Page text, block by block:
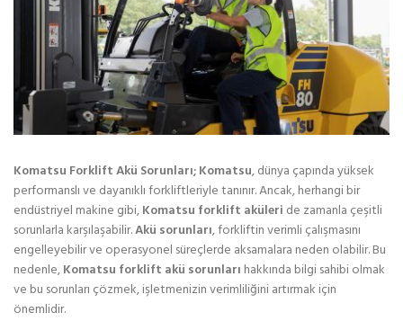
Komatsu Forklift Akü Sorunları; Komatsu, dünya çapında yüksek
performanslı ve dayanıklı forkliftleriyle tanınır. Ancak, herhangi bir
endüstriyel makine gibi,Komatsu forklift aküleri de zamanla çeşitli
sorunlarla karşılaşabilir.Akü sorunları, forkliftin verimli çalışmasını
engelleyebilir ve operasyonel süreçlerde aksamalara neden olabilir. Bu
nedenle,Komatsu forklift akü sorunları hakkında bilgi sahibi olmak
ve bu sorunları çözmek, işletmenizin verimliliğini artırmak için
önemlidir.